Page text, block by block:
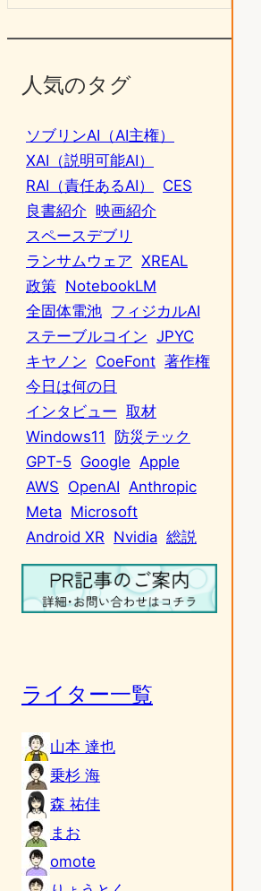
人気のタグ
ソブリンAI（AI主権）
XAI（説明可能AI）
RAI（責任あるAI）
CES
良書紹介 映画紹介
スペースデブリ
ランサムウェア XREAL
政策 NotebookLM
全固体電池 フィジカルAI
ステーブルコイン JPYC
キヤノン CoeFont 著作権
今日は何の日
インタビュー 取材
Windows11
防災テック
GPT-5 Google Apple
AWS OpenAI Anthropic
Meta Microsoft
Android XR Nvidia 総説
ライター一覧
山本 達也
乗杉 海
森 祐佳
まお
omote